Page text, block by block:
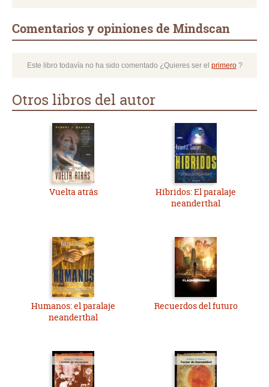
Comentarios y opiniones de Mindscan
Este libro todavía no ha sido comentado ¿Quieres ser el primero?
Otros libros del autor
Vuelta atrás
Híbridos: El paralaje
neanderthal
Humanos: el paralaje
neanderthal
Recuerdos del futuro